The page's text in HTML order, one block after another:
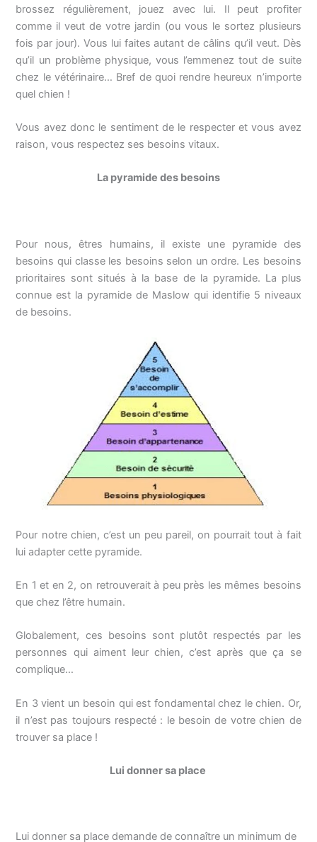
brossez régulièrement, jouez avec lui. Il peut profiter
comme il veut de votre jardin (ou vous le sortez plusieurs
fois par jour). Vous lui faites autant de câlins qu’il veut. Dès
qu’il un problème physique, vous l’emmenez tout de suite
chez le vétérinaire… Bref de quoi rendre heureux n’importe
quel chien !
Vous avez donc le sentiment de le respecter et vous avez
raison, vous respectez ses besoins vitaux.
La pyramide des besoins
Pour nous, êtres humains, il existe une pyramide des
besoins qui classe les besoins selon un ordre. Les besoins
prioritaires sont situés à la base de la pyramide. La plus
connue est la pyramide de Maslow qui identifie 5 niveaux
de besoins.
Pour notre chien, c’est un peu pareil, on pourrait tout à fait
lui adapter cette pyramide.
En 1 et en 2, on retrouverait à peu près les mêmes besoins
que chez l’être humain.
Globalement, ces besoins sont plutôt respectés par les
personnes qui aiment leur chien, c’est après que ça se
complique…
En 3 vient un besoin qui est fondamental chez le chien. Or,
il n’est pas toujours respecté : le besoin de votre chien de
trouver sa place !
Lui donner sa place
Lui donner sa place demande de connaître un minimum de